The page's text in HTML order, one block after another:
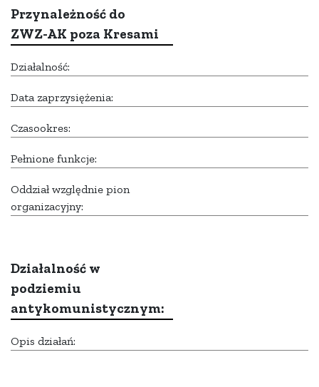
Przynależność do
ZWZ-AK poza Kresami
Działalność:
Data zaprzysiężenia:
Czasookres:
Pełnione funkcje:
Oddział względnie pion
organizacyjny:
Działalność w
podziemiu
antykomunistycznym:
Opis działań: